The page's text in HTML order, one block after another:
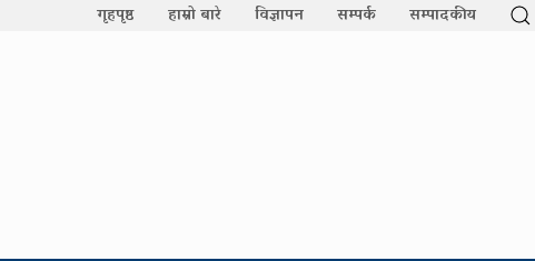
गृहपृष्ठ हाम्रो बारे विज्ञापन सम्पर्क सम्पादकीय